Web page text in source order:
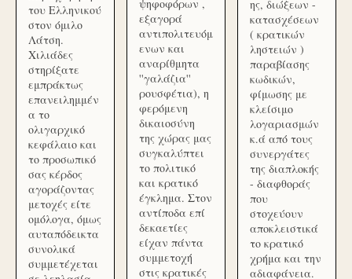
του Ελληνικού
στον όμιλο
Λάτση.
Χιλιάδες
στηρίξατε
εμπράκτως
επανειλημμέν
α το
ολιγαρχικό
κεφάλαιο και
το προσωπικό
σας κέρδος
αγοράζοντας
μετοχές είτε
ομόλογα, όμως
αυταπόδεικτα
συνολικά
συμμετέχεται
ψηφοφόρων ,
εξαγορά
αντιπολιτευόμ
ενων και
αναρίθμητα
''γαλάζια''
ρουσφέτια), η
φερόμενη
δικαιοσύνη
της χώρας μας
συγκαλύπτει
το πολιτικό
και κρατικό
έγκλημα. Στον
αντίποδα επί
δεκαετίες
είχαν πάντα
συμμετοχή
στις κρατικές
ης, διώξεων -
κατασχέσεων
( κρατικών
ληστειών )
παραβίασης
κωδικών,
φίμωσης με
κλείσιμο
λογαριασμών
κ.ά από τους
συνεργάτες
της διαπλοκής
- διαφθοράς
που
στοχεύουν
αποκλειστικά
το κρατικό
χρήμα και την
αδιαφάνεια.